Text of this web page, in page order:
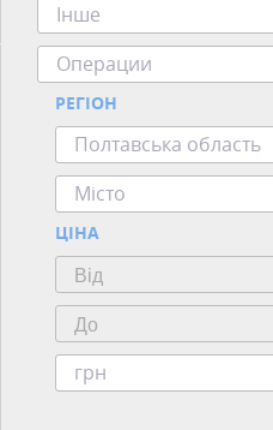
Інше
Операции
РЕГІОН
Полтавська область
Місто
ЦІНА
грн